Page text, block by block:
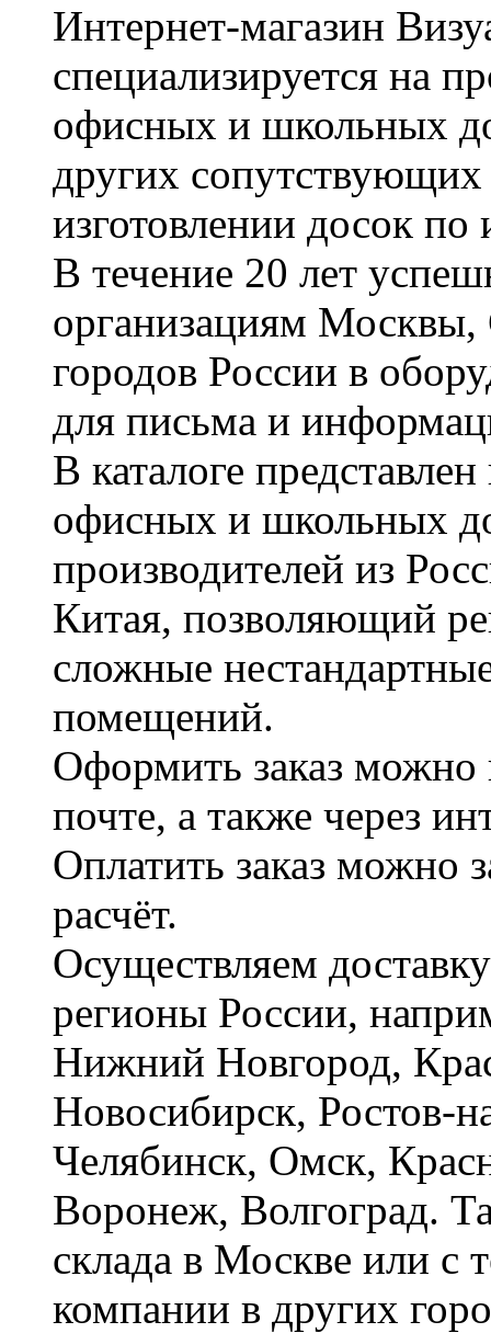
Интернет-магазин
специализируется на
офисных и школьных
других сопутствующих
изготовлении досок по
В течение 20 лет
организациям Москвы,
городов России в
для письма и
В каталоге
офисных и школьных
производителей из
Китая, позволяющий
сложные
помещений.
Оформить заказ можно
почте, а также через
Оплатить заказ можно
расчёт.
Осуществляем
регионы России,
Нижний Новгород,
Новосибирск, Ростов-
Челябинск, Омск,
Воронеж, Волгоград.
склада в Москве или с
компании в других